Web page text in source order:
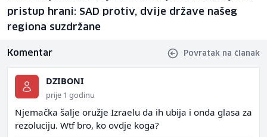
pristup hrani: SAD protiv, dvije države našeg
regiona suzdržane
Komentar Povratak na članak
DZIBONI
prije 1 godinu
Njemačka šalje oružje Izraelu da ih ubija i onda glasa za
rezoluciju. Wtf bro, ko ovdje koga?